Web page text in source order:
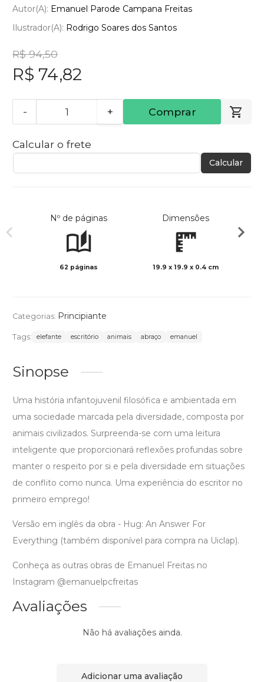
Autor(a): Emanuel Parode Campana Freitas
Ilustrador(a): Rodrigo Soares dos Santos
R$ 94,50
R$ 74,82
- + Comprar
Calcular o frete
Calcular
Nº de páginas
62 páginas
Dimensões
19.9 x 19.9 x 0.4 cm
Categorias: Principiante
Tags: elefante escritório animais abraço emanuel
Sinopse
Uma história infantojuvenil filosófica e ambientada em
uma sociedade marcada pela diversidade, composta por
animais civilizados. Surpreenda-se com uma leitura
inteligente que proporcionará reflexões profundas sobre
manter o respeito por si e pela diversidade em situações
de conflito como nunca. Uma experiência do escritor no
primeiro emprego!
Versão em inglês da obra - Hug: An Answer For
Everything (também disponível para compra na Uiclap).
Conheça as outras obras de Emanuel Freitas no
Instagram @emanuelpcfreitas
Avaliações
Não há avaliações ainda.
Adicionar uma avaliação